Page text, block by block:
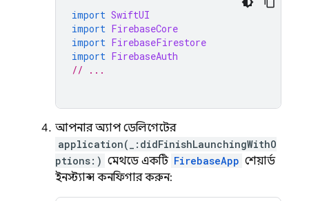
import SwiftUI
import FirebaseCore
import FirebaseFirestore
import FirebaseAuth
// ...
আপনার অ্যাপ ডেলিগেটের
application(_:didFinishLaunchingWithO
ptions:) মেথডে একটি FirebaseApp শেয়ার্ড
ইনস্ট্যান্স কনফিগার করুন: